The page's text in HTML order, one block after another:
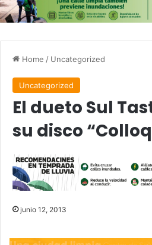
Home / Uncategorized
Uncategorized
El dueto Sul
su disco
junio 12, 2013